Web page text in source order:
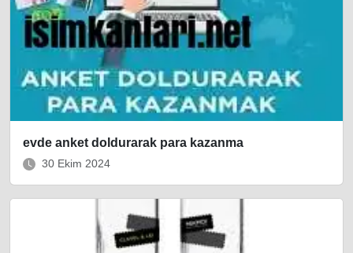
evde anket doldurarak para kazanma
30 Ekim 2024